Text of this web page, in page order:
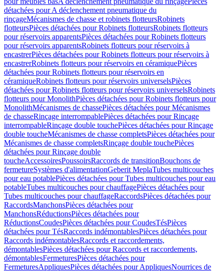
détachées pour A déclenchement pneumatique du
rinçageMécanismes de chasse et robinets flotteursRobinets
flotteursPièces détachées pour Robinets flotteursRobinets flotteurs
pour réservoirs apparentsPièces détachées pour Robinets flotteurs
pour réservoirs apparentsRobinets flotteurs pour réservoirs à
encastrerPièces détachées pour Robinets flotteurs pour réservoirs à
encastrerRobinets flotteurs pour réservoirs en céramiquePièces
détachées pour Robinets flotteurs pour réservoirs en
céramiqueRobinets flotteurs pour réservoirs universelsPièces
détachées pour Robinets flotteurs pour réservoirs universelsRobinets
flotteurs pour MonolithPièces détachées pour Robinets flotteurs pour
MonolithMécanismes de chassePièces détachées pour Mécanismes
de chasseRinçage interrompablePièces détachées pour Rinçage
interrompableRinçage double touchePièces détachées pour Rinçage
double toucheMécanismes de chasse completsPièces détachées pour
Mécanismes de chasse completsRinçage double touchePièces
détachées pour Rinçage double
toucheAccessoiresPoussoirsRaccords de transitionBouchons de
fermetureSystèmes d'alimentationGeberit MeplaTubes multicouches
pour eau potablePièces détachées pour Tubes multicouches pour eau
potableTubes multicouches pour chauffagePièces détachées pour
Tubes multicouches pour chauffageRaccordsPièces détachées pour
RaccordsManchonsPièces détachées pour
ManchonsRéductionsPièces détachées pour
RéductionsCoudesPièces détachées pour CoudesTésPièces
détachées pour TésRaccords indémontablesPièces détachées pour
Raccords indémontablesRaccords et raccordements,
démontablesPièces détachées pour Raccords et raccordements,
démontablesFermeturesPièces détachées pour
FermeturesAppliquesPièces détachées pour AppliquesNourrices de